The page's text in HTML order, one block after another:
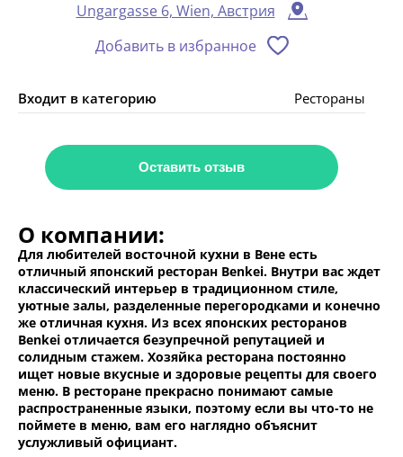
Ungargasse 6, Wien, Австрия
Добавить в избранное
Входит в категорию Рестораны
Оставить отзыв
О компании:
Для любителей восточной кухни в Вене есть
отличный японский ресторан Benkei. Внутри вас ждет
классический интерьер в традиционном стиле,
уютные залы, разделенные перегородками и конечно
же отличная кухня. Из всех японских ресторанов
Benkei отличается безупречной репутацией и
солидным стажем. Хозяйка ресторана постоянно
ищет новые вкусные и здоровые рецепты для своего
меню. В ресторане прекрасно понимают самые
распространенные языки, поэтому если вы что-то не
поймете в меню, вам его наглядно объяснит
услужливый официант.